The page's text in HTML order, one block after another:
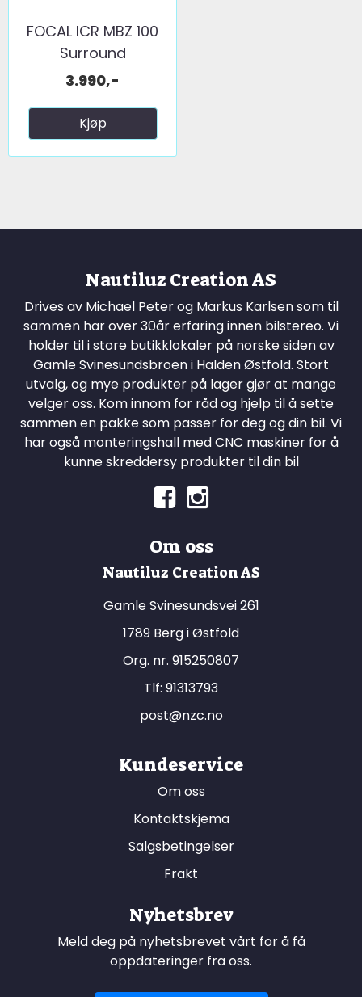
FOCAL ICR MBZ 100
Surround
3.990,-
Kjøp
Nautiluz Creation AS
Drives av Michael Peter og Markus Karlsen som til
sammen har over 30år erfaring innen bilstereo. Vi
holder til i store butikklokaler på norske siden av
Gamle Svinesundsbroen i Halden Østfold. Stort
utvalg, og mye produkter på lager gjør at mange
velger oss. Kom innom for råd og hjelp til å sette
sammen en pakke som passer for deg og din bil. Vi
har også monteringshall med CNC maskiner for å
kunne skreddersy produkter til din bil
Om oss
Nautiluz Creation AS
Gamle Svinesundsvei 261
1789 Berg i Østfold
Org. nr. 915250807
Tlf: 91313793
post@nzc.no
Kundeservice
Om oss
Kontaktskjema
Salgsbetingelser
Frakt
Nyhetsbrev
Meld deg på nyhetsbrevet vårt for å få
oppdateringer fra oss.